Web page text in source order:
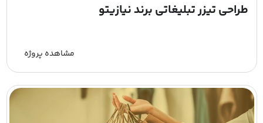
طراحی تیزر تبلیغاتی برند نیازیتو
مشاهده پروژه